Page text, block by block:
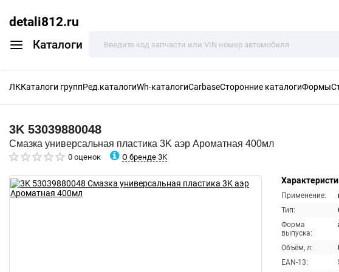
detali812.ru
Каталоги
ЛККаталоги группРед.каталогиWh-каталогиCarbaseСторонние каталогиФормы
3K 53039880048
Смазка универсальная пластика 3K аэр Ароматная 400мл
0 оценок О бренде 3K
Применение:
Тип:
Форма
выпуска:
Объём, л:
EAN-13: